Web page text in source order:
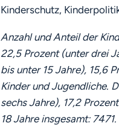
Kinderschutz,
Anzahl und Anteil der
22,5 Prozent (unter drei
bis unter 15 Jahre), 15,6
Kinder und Jugendliche.
sechs Jahre), 17,2
18 Jahre insgesamt: